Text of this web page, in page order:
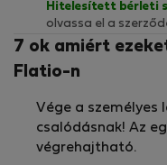
Hitelesített bérleti
olvassa el a
7 ok amiért
Flatio-n
Vége a személyes
csalódásnak! Az
végrehajtható.